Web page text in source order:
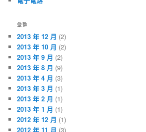
彙整
2013 年 12 月 (2)
2013 年 10 月 (2)
2013 年 9 月 (2)
2013 年 8 月 (9)
2013 年 4 月 (3)
2013 年 3 月 (1)
2013 年 2 月 (1)
2013 年 1 月 (1)
2012 年 12 月 (1)
2012 年 11 月 (3)